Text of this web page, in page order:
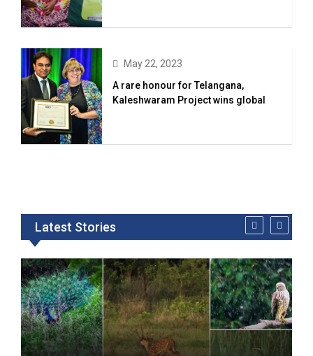
May 22, 2023
A rare honour for Telangana,
Kaleshwaram Project wins global
Latest Stories